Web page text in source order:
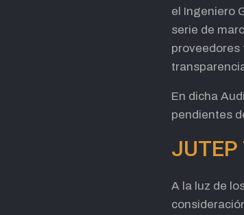
el Ingeniero
serie de
proveedores
En dicha
pendientes
JUTEP
A la luz de